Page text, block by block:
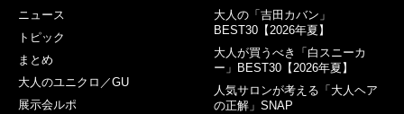
ニュース
トピック
まとめ
大人のユニクロ／GU
展示会ルポ
大人の「吉田カバン」
BEST30【2026年夏】
大人が買うべき「白スニーカ
ー」BEST30【2026年夏】
人気サロンが考える「大人ヘア
の正解」SNAP